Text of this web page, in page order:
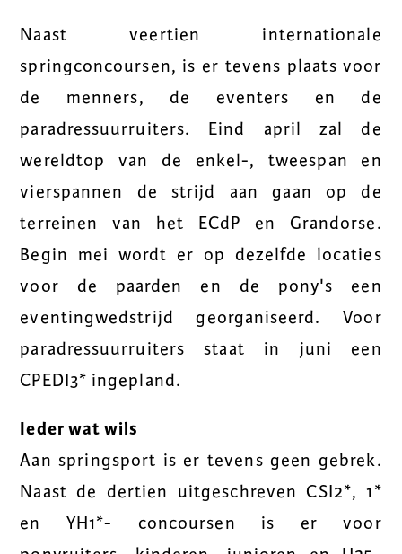
Naast veertien internationale
springconcoursen, is er tevens plaats voor
de menners, de eventers en de
paradressuurruiters. Eind april zal de
wereldtop van de enkel-, tweespan en
vierspannen de strijd aan gaan op de
terreinen van het ECdP en Grandorse.
Begin mei wordt er op dezelfde locaties
voor de paarden en de pony's een
eventingwedstrijd georganiseerd. Voor
paradressuurruiters staat in juni een
CPEDI3* ingepland.
Ieder wat wils
Aan springsport is er tevens geen gebrek.
Naast de dertien uitgeschreven CSI2*, 1*
en YH1*- concoursen is er voor